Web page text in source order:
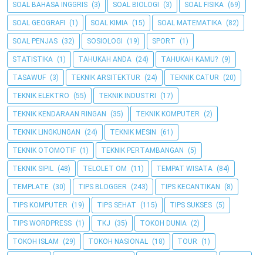
SOAL BAHASA INGGRIS (3) SOAL BIOLOGI (3) SOAL FISIKA (69)
SOAL GEOGRAFI (1) SOAL KIMIA (15) SOAL MATEMATIKA (82)
SOAL PENJAS (32) SOSIOLOGI (19) SPORT (1)
STATISTIKA (1) TAHUKAH ANDA (24) TAHUKAH KAMU? (9)
TASAWUF (3) TEKNIK ARSITEKTUR (24) TEKNIK CATUR (20)
TEKNIK ELEKTRO (55) TEKNIK INDUSTRI (17)
TEKNIK KENDARAAN RINGAN (35) TEKNIK KOMPUTER (2)
TEKNIK LINGKUNGAN (24) TEKNIK MESIN (61)
TEKNIK OTOMOTIF (1) TEKNIK PERTAMBANGAN (5)
TEKNIK SIPIL (48) TELOLET OM (11) TEMPAT WISATA (84)
TEMPLATE (30) TIPS BLOGGER (243) TIPS KECANTIKAN (8)
TIPS KOMPUTER (19) TIPS SEHAT (115) TIPS SUKSES (5)
TIPS WORDPRESS (1) TKJ (35) TOKOH DUNIA (2)
TOKOH ISLAM (29) TOKOH NASIONAL (18) TOUR (1)